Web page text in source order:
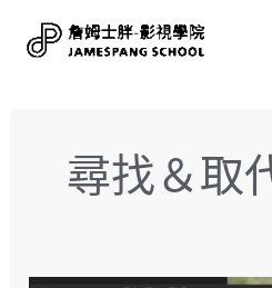
尋找＆取